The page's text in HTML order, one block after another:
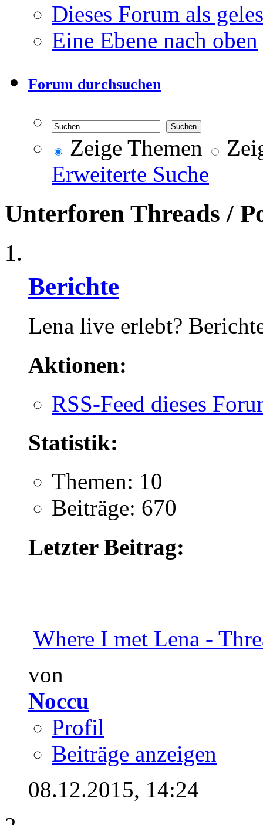
Dieses Forum als
Eine Ebene nach oben
Forum durchsuchen
Zeige Themen
Erweiterte Suche
Unterforen Threads /
Berichte
Lena live erlebt?
Aktionen:
RSS-Feed dieses
Statistik:
Themen: 10
Beiträge: 670
Letzter Beitrag:
Where I met Lena -
von
Noccu
Profil
Beiträge anzeigen
08.12.2015, 14:24